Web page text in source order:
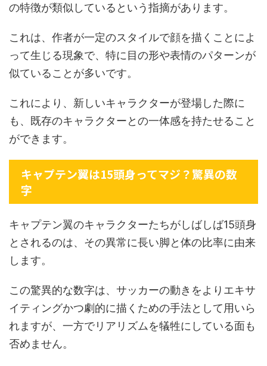
の特徴が類似しているという指摘があります。
これは、作者が一定のスタイルで顔を描くことによ
って生じる現象で、特に目の形や表情のパターンが
似ていることが多いです。
これにより、新しいキャラクターが登場した際に
も、既存のキャラクターとの一体感を持たせること
ができます。
キャプテン翼は15頭身ってマジ？驚異の数
字
キャプテン翼のキャラクターたちがしばしば15頭身
とされるのは、その異常に長い脚と体の比率に由来
します。
この驚異的な数字は、サッカーの動きをよりエキサ
イティングかつ劇的に描くための手法として用いら
れますが、一方でリアリズムを犠牲にしている面も
否めません。